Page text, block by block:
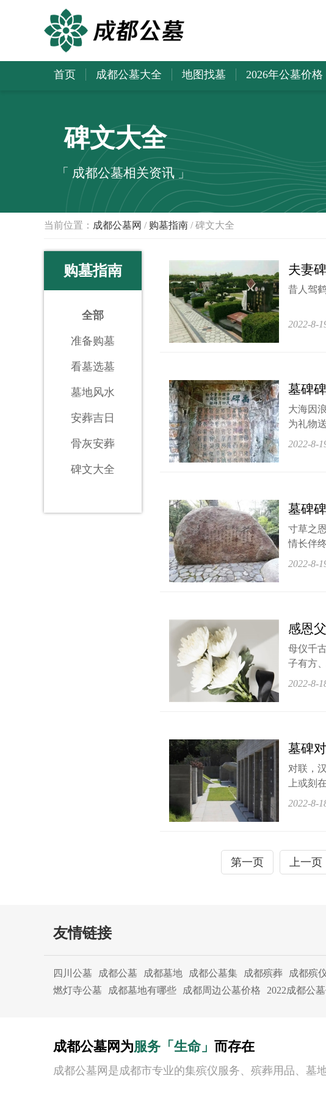
首页 成都公墓大全 地图找墓 2026年公墓价格
碑文大全
「 成都公墓相关资讯 」
当前位置： 成都公墓网 / 购墓指南 / 碑文大全
购墓指南
全部
准备购墓
看墓选墓
墓地风水
安葬吉日
骨灰安葬
碑文大全
夫妻
昔人驾
2022-8-
墓碑
大海因
为礼物
2022-8-
墓碑
寸草之
情长伴
倍怀念
2022-8-
感恩
母仪千
子有方
流芳、
2022-8-
墓碑
对联，
上或刻
平仄协
2022-8-
第一页 上一页
友情链接
四川公墓 成都公墓 成都墓地 成都公墓集 成都殡葬 成都殡
燃灯寺公墓
成都墓地有哪些 成都周边公墓价格 2022成都公
成都公墓网为服务「生命」 而存在
成都公墓网是成都市专业的集殡仪服务、殡葬用品、墓